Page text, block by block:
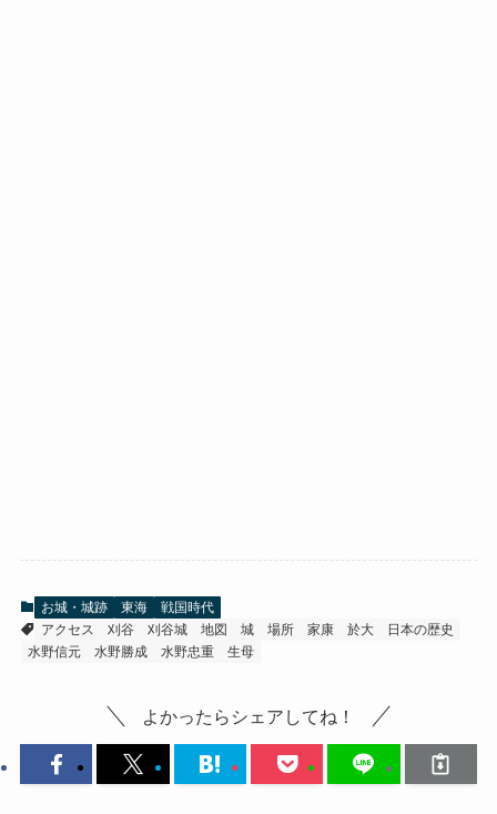
お城・城跡 東海
戦国時代
アクセス
刈谷 刈谷城 地図 城 場所 家康 於大
日本の歴史
水野信元
水野勝成 水野忠重 生母
よかったらシェアしてね！